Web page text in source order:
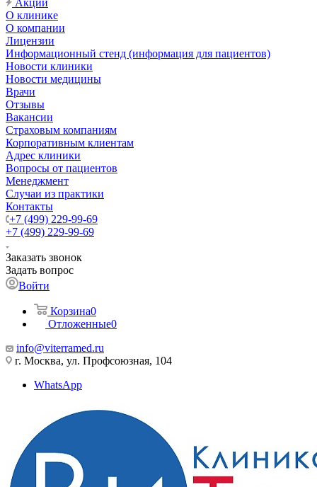
Акции
О клинике
О компании
Лицензии
Информационный стенд (информация для пациентов)
Новости клиники
Новости медицины
Врачи
Отзывы
Вакансии
Страховым компаниям
Корпоративным клиентам
Адрес клиники
Вопросы от пациентов
Менеджмент
Случаи из практики
Контакты
+7 (499) 229-99-69
+7 (499) 229-99-69
Заказать звонок
Задать вопрос
Войти
Корзина0
Отложенные0
info@viterramed.ru
г. Москва, ул. Профсоюзная, 104
WhatsApp